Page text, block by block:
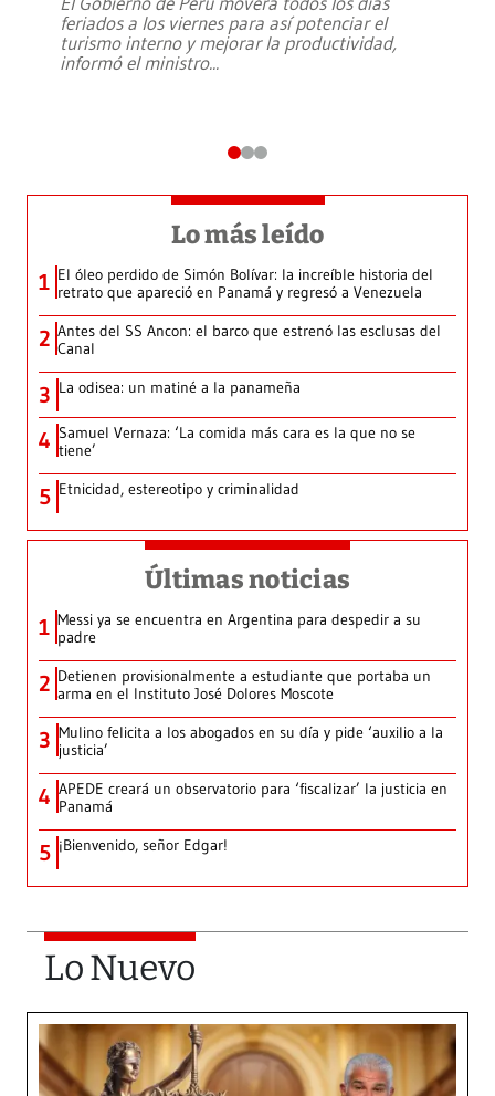
feriados a los viernes para así potenciar el
turismo interno y mejorar la productividad,
informó el ministro...
Lo más leído
1 El óleo perdido de Simón Bolívar: la increíble historia del
retrato que apareció en Panamá y regresó a Venezuela
2 Antes del SS Ancon: el barco que estrenó las esclusas del
Canal
3 La odisea: un matiné a la panameña
4 Samuel Vernaza: ‘La comida más cara es la que no se
tiene’
5 Etnicidad, estereotipo y criminalidad
Últimas noticias
1 Messi ya se encuentra en Argentina para despedir a su
padre
2 Detienen provisionalmente a estudiante que portaba un
arma en el Instituto José Dolores Moscote
3 Mulino felicita a los abogados en su día y pide ‘auxilio a la
justicia’
4 APEDE creará un observatorio para ‘fiscalizar’ la justicia en
Panamá
5 ¡Bienvenido, señor Edgar!
Lo Nuevo